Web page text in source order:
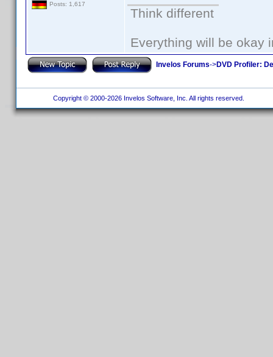
Posts: 1,617
Think different
Everything will be okay
Invelos Forums->DVD Profiler:
Copyright © 2000-2026 Invelos Software, Inc. All rights reserved.